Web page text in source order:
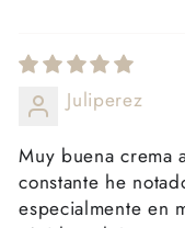
Juliperez
Muy buena crema
constante he
especialmente en